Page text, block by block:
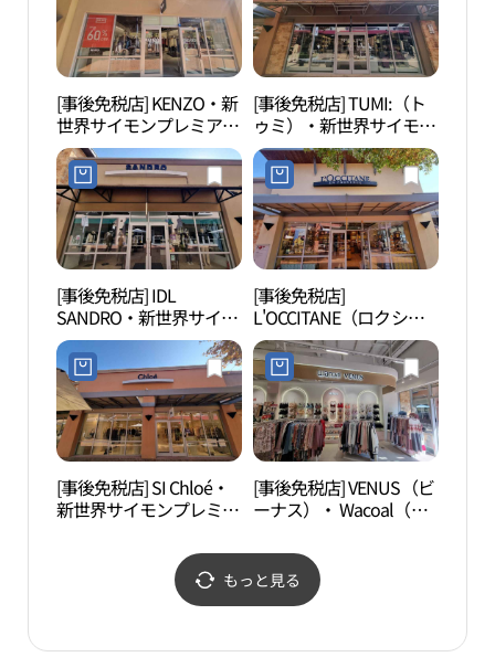
와로브스키 신세계사이
먼프리미엄아울렛 여주
점)
店(폴로랄프로렌 신세계
사이먼프리미엄아울렛
여주점)
[事後免税店] KENZO・新
世界サイモンプレミアム
アウトレットヨジュ（驪
州）店(겐조 신세계사이
먼프리미엄아울렛 여주
점)
[事後免税店] TUMI:（ト
ゥミ）・新世界サイモン
プレミアムアウトレット
ヨジュ（驪州）店(투미
신세계사이먼프리미엄아
울렛 여주점)
[事後免税店] IDL
SANDRO・新世界サイモ
ンプレミアムアウトレッ
トヨジュ（驪州）店(산
드로 신세계사이먼프리
미엄아울렛 여주점)
[事後免税店]
L'OCCITANE（ロクシタ
ン）・新世界サイモンプ
レミアムアウトレットヨ
ジュ（驪州）店(록시땅
신세계사이먼프리미엄아
울렛 여주점)
[事後免税店] SI Chloé・
新世界サイモンプレミア
（驪州）店(끌로에 신세
계사이먼프리미엄아울렛
[事後免税店] VENUS（ビ
ーナス）・ Wacoal（ワ
ンプレミアムアウトレッ
トヨジュ（驪州）店(비
너스/와코루 신세계사이
もっと見る